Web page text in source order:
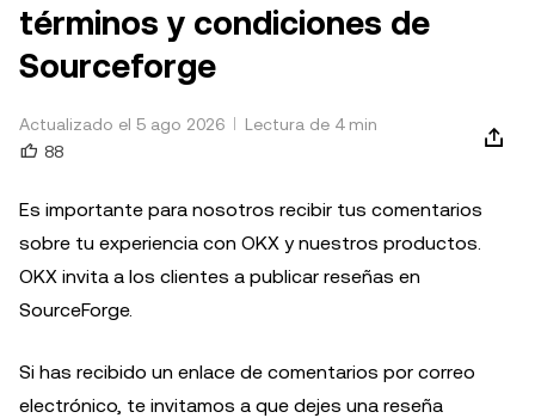
términos y condiciones de
Sourceforge
Actualizado el 5 ago 2026
Lectura de 4 min
88
Es importante para nosotros recibir tus comentarios
sobre tu experiencia con OKX y nuestros productos.
OKX invita a los clientes a publicar reseñas en
SourceForge.
Si has recibido un enlace de comentarios por correo
electrónico, te invitamos a que dejes una reseña